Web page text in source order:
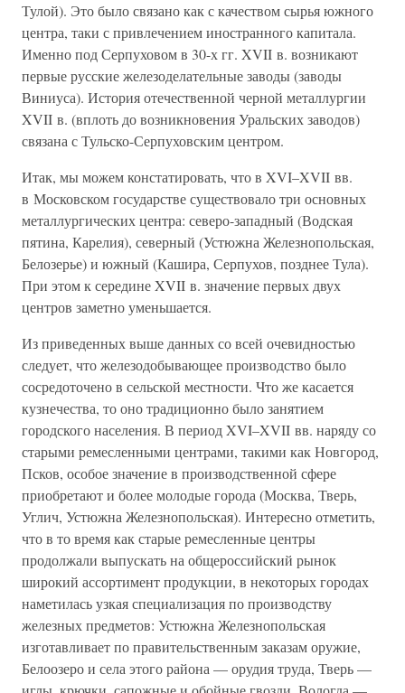
Тулой). Это было связано как с качеством сырья южного
центра, таки с привлечением иностранного капитала.
Именно под Серпуховом в 30-х гг. XVII в. возникают
первые русские железоделательные заводы (заводы
Виниуса). История отечественной черной металлургии
XVII в. (вплоть до возникновения Уральских заводов)
связана с Тульско-Серпуховским центром.
Итак, мы можем констатировать, что в XVI–XVII вв.
в Московском государстве существовало три основных
металлургических центра: северо-западный (Водская
пятина, Карелия), северный (Устюжна Железнопольская,
Белозерье) и южный (Кашира, Серпухов, позднее Тула).
При этом к середине XVII в. значение первых двух
центров заметно уменьшается.
Из приведенных выше данных со всей очевидностью
следует, что железодобывающее производство было
сосредоточено в сельской местности. Что же касается
кузнечества, то оно традиционно было занятием
городского населения. В период XVI–XVII вв. наряду со
старыми ремесленными центрами, такими как Новгород,
Псков, особое значение в производственной сфере
приобретают и более молодые города (Москва, Тверь,
Углич, Устюжна Железнопольская). Интересно отметить,
что в то время как старые ремесленные центры
продолжали выпускать на общероссийский рынок
широкий ассортимент продукции, в некоторых городах
наметилась узкая специализация по производству
железных предметов: Устюжна Железнопольская
изготавливает по правительственным заказам оружие,
Белоозеро и села этого района — орудия труда, Тверь —